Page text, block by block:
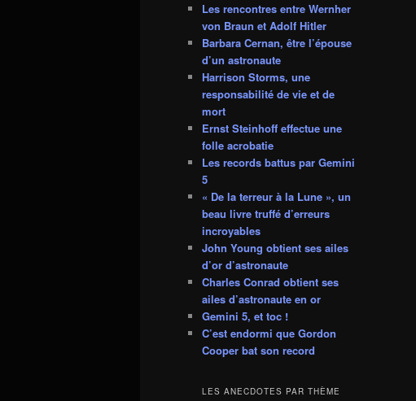
Les rencontres entre Wernher
von Braun et Adolf Hitler
Barbara Cernan, être l’épouse
d’un astronaute
Harrison Storms, une
responsabilité de vie et de
mort
Ernst Steinhoff effectue une
folle acrobatie
Les records battus par Gemini
5
« De la terreur à la Lune », un
beau livre truffé d’erreurs
incroyables
John Young obtient ses ailes
d’or d’astronaute
Charles Conrad obtient ses
ailes d’astronaute en or
Gemini 5, et toc !
C’est endormi que Gordon
Cooper bat son record
LES ANECDOTES PAR THÈME